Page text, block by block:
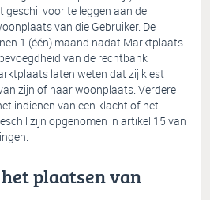
geschil voor te leggen aan de
van die Gebruiker. De
1 (één) maand nadat Marktplaats
van de rechtbank
laten weten dat zij kiest
zijn of haar woonplaats. Verdere
indienen van een klacht of het
zijn opgenomen in artikel 15 van
plaatsen van